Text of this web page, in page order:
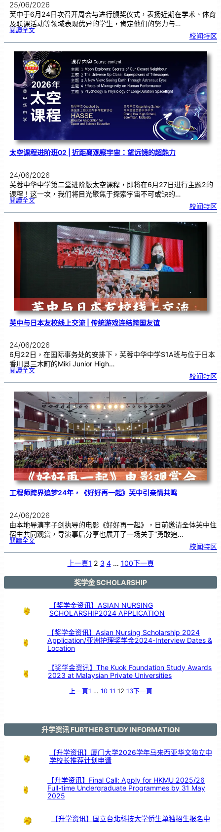
25/06/2026
芙中于6月24日次召开周会与进行颁奖仪式，表扬近期在学术、体育
及联课活动等领域表现优异的学生，肯定他们的努力与…
閱讀全文:周
奖
式
|嘉
奖
优
秀
学
子
校闻特区
太空课程进阶班02 | 近距离观察宇宙：望远镜的超能力
24/06/2026
芙蓉中华中学第二堂进阶版太空课程，即将在6月27日进行主题2的
课程！这一次，我们将目光聚焦于探索宇宙不可或缺的…
閱讀全文:太
程
阶
班
校闻特区
芙中与日本友校线上交流 | 传统游戏连结跨国友谊
24/06/2026
6月22日，在国际事务处的安排下，芙蓉中华中学S1A班与位于日本
香川县三木町的Miki Junior High…
閱讀全文:芙
日
友
校
线
上
流
|传
统
游
戏
连
结
跨
国
友
谊
校闻特区
工程师跨界追梦24年，《好好再一起》芙中引亲情共鸣
24/06/2026
由本地导演李子剑执导的电影《好好再一起》，日前邀请全体芙中住
宿生共同观赏，导演事后分享也展开了一场关于“勇敢追…
閱讀全文:工
跨
，
好
校闻特区
上一頁1 2 3 4 … 100下一頁
奖学金 SCHOLARSHIP
【奖学金资讯】ASIAN NURSING
SCHOLARSHIP2024 APPLICATION
【奖学金资讯】Asian Nursing Scholarship 2024
Application/亚洲护理奖学金2024-Interview Dates &
Location
【奖学金资讯】The Kuok Foundation Study Awards
2023 at Malaysian Private Universities
上一頁1 … 10 11 12 13下一頁
升学资讯 FURTHER STUDY INFORMATION
【升学资讯】厦门大学2026学年马来西亚华文独立中
学校长推荐计划申请
【升学资讯】Final Call: Apply for HKMU 2025/26
Full-time Undergraduate Programmes by 31 May
2025
【升学资讯】国立台北科技大学侨生单独招生报名中